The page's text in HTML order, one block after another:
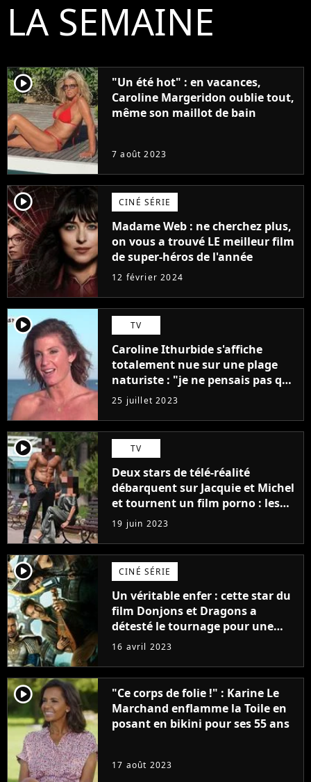
LA SEMAINE
player2
"Un été hot" : en vacances,
Caroline Margeridon oublie tout,
même son maillot de bain
7 août 2023
player2 CINÉ SÉRIE
Madame Web : ne cherchez plus,
on vous a trouvé LE meilleur film
de super-héros de l'année
12 février 2024
player2 TV
Caroline Ithurbide s'affiche
totalement nue sur une plage
naturiste : "je ne pensais pas que
j'arriverais à le faire..."
25 juillet 2023
player2 TV
Deux stars de télé-réalité
débarquent sur Jacquie et Michel
et tournent un film porno : les
premières images du tournage
(exclu)
19 juin 2023
player2 CINÉ SÉRIE
Un véritable enfer : cette star du
film Donjons et Dragons a
détesté le tournage pour une
raison très spéciale
16 avril 2023
player2
"Ce corps de folie !" : Karine Le
Marchand enflamme la Toile en
posant en bikini pour ses 55 ans
17 août 2023